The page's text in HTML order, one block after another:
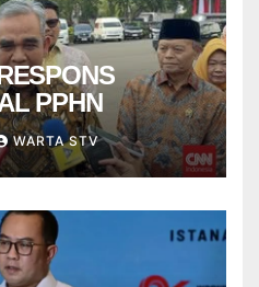
PPHN
WARTA STV